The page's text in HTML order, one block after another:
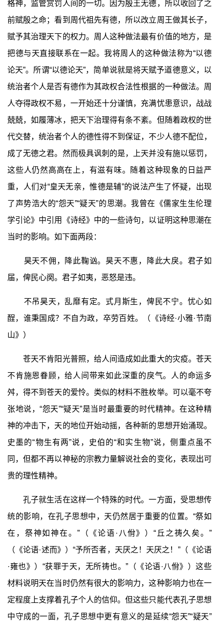
格神，监管赏罚人间的一切。因为殷王无德，所以收回了之
前赋殷之命；看到周代祖先有德，所以改立周王做其长子，
赋予其治理天下的权力。周人这种做法最有价值的地方，是
把德与天直接联系在一起。我将周人的这种做法称为“以德
论天”。所谓“以德论天”，简单说就是将天赋予道德意义，以
统治者个人是否有德作为其政权合法性根据的一种做法。周
人夺得政权不易，一开始还十分谨慎，充满忧患意识，战战
兢兢，如履薄冰，把天下治理得有条不紊。但随着政权的世
代交替，统治者个人的德性得不到保证，不少人德不配位，
成了无德之君。然而极具讽刺的是，上天并没有施以惩罚，
这些人仍然高高在上，有滋有味。随着这种现象的日益严
重，人们对“皇天无亲，惟德是辅”的说法产生了怀疑，出现
了声势浩大的“怨天”“疑天”的思潮。我曾在《儒家生生伦理
学引论》中引用《诗经》中的一些诗句，以证明这种思潮在
当时的影响。如下面两段：
昊天不佣，降此鞠讻。昊天不惠，降此大戾。君子如
届，俾民心阕。君子如夷，恶怒是违。
不吊昊天，乱靡有定。式月斯生，俾民不宁。忧心如
酲，谁秉国成？不自为政，卒劳百姓。（《诗经·小雅·节南
山》）
苍天不肯阳光普照，给人间造成如此重大的灾疫。苍天
不肯施恩眷顾，给人间带来如此深重的戾气。人的命运多
舛，得不到苍天的爱怜。类似的材料不胜枚举。可以毫不夸
张地说，“怨天”“疑天”是当时最重要的时代精神。在这种精
神的冲击下，天的地位开始动摇，各种新的思想开始涌现。
史墨的“物生有两”说，史伯的“和实生物”说，侧重点虽不
同，但都不再以神秘的宗教力量解说社会的变化，表现出可
贵的理性精神。
孔子就生活在这样一个特殊的时代。一方面，受思想传
统的影响，在孔子思想中，天仍然居于重要的位置。“祭如
在，祭神如神在。”（《论语·八佾》）“丘之祷久矣。”
（《论语·述而》）“予所否者，天厌之！天厌之！”（《论语
·雍也》）“获罪于天，无所祷也。”（《论语·八佾》）这些
材料说明天在当时仍然有很大的影响力，这种影响力也在一
定程度上支撑着孔子个人的信仰。但这些只能代表孔子思想
中守成的一面，孔子思想中更有意义的是延续“怨天”“疑天”